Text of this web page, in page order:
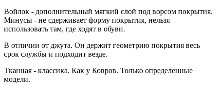
Войлок - дополнительный мягкий слой под ворсом покрытия.
Минусы - не сдерживает форму покрытия, нельзя
использовать там, где ходят в обуви.
В отличии от джута. Он держит геометрию покрытия весь
срок службы и подходит везде.
Тканная - классика. Как у Ковров. Только определенные
модели.